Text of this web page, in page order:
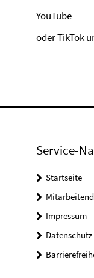
YouTube
oder TikTok
Service-
Startseite
Impressum
Datenschutz